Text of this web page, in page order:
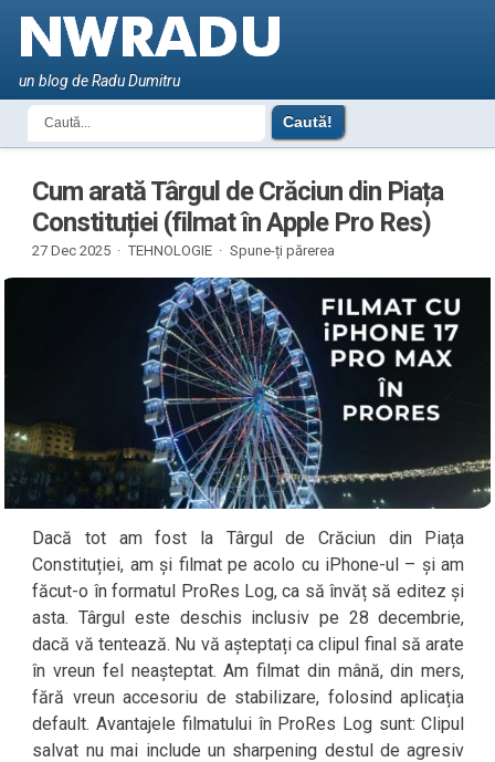
un blog de Radu Dumitru
Cum arată Târgul de Crăciun din Piața
Constituției (filmat în Apple Pro Res)
27 Dec 2025 · TEHNOLOGIE · Spune-ți părerea
Dacă tot am fost la Târgul de Crăciun din Piața
Constituției, am și filmat pe acolo cu iPhone-ul – și am
făcut-o în formatul ProRes Log, ca să învăț să editez și
asta. Târgul este deschis inclusiv pe 28 decembrie,
dacă vă tentează. Nu vă așteptați ca clipul final să arate
în vreun fel neașteptat. Am filmat din mână, din mers,
fără vreun accesoriu de stabilizare, folosind aplicația
default. Avantajele filmatului în ProRes Log sunt: Clipul
salvat nu mai include un sharpening destul de agresiv